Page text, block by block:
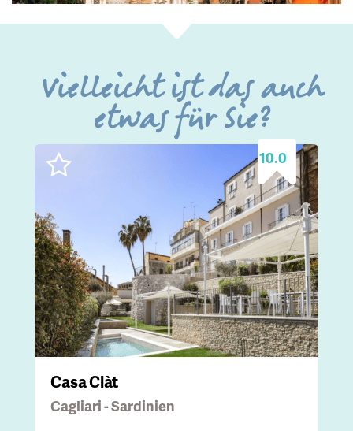
Vielleicht ist das auch
etwas für Sie?
10.0
Casa Clàt
Cagliari - Sardinien